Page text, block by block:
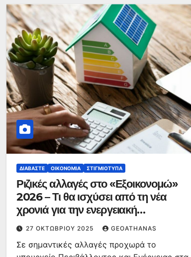
ΔΙΑΒΆΣΤΕ ΟΙΚΟΝΟΜΊΑ ΣΤΙΓΜΙΌΤΥΠΑ
Ριζικές αλλαγές στο «Εξοικονομώ»
2026 – Τι θα ισχύσει από τη νέα
χρονιά για την ενεργειακή
αναβάθμιση κατοικιών
27 ΟΚΤΩΒΡΊΟΥ 2025 GEOATHANAS
Σε σημαντικές αλλαγές προχωρά το